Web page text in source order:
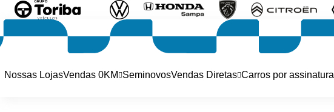
Nossas LojasVendas 0KM SeminovosVendas Diretas Carros por assinatura